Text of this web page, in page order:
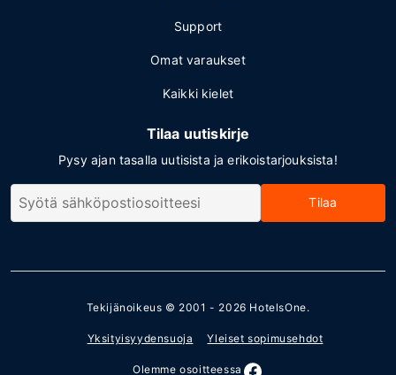
Support
Omat varaukset
Kaikki kielet
Tilaa uutiskirje
Pysy ajan tasalla uutisista ja erikoistarjouksista!
Tilaa
Tekijänoikeus © 2001 - 2026 HotelsOne.
Yksityisyydensuoja Yleiset sopimusehdot
Olemme osoitteessa